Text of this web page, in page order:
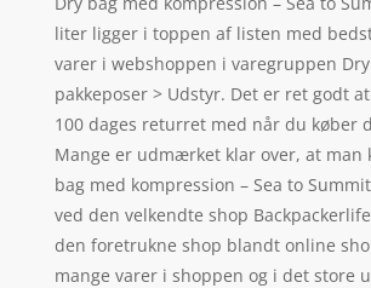
liter ligger i toppen af listen med
varer i webshoppen i varegruppen
pakkeposer > Udstyr. Det er ret godt
100 dages returret med når du køber
Mange er udmærket klar over, at man
bag med kompression – Sea to
ved den velkendte shop
den foretrukne shop blandt online
mange varer i shoppen og i det store